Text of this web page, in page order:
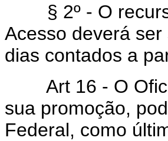
§ 2º - O
Acesso deverá
dias contados a
Art 16 - O
sua promoção,
Federal, como